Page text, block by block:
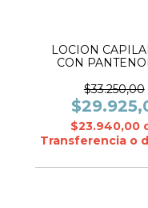
LOCION
CON
$33.250,00
$23.940,00
Transferencia o